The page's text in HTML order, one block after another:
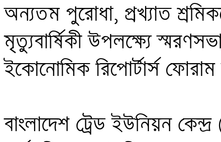
অন্যতম পুরোধা, প্রখ্যাত
মৃত্যুবার্ষিকী উপলক্ষ্যে
ইকোনোমিক রিপোর্টার্স
বাংলাদেশ ট্রেড ইউনিয়ন